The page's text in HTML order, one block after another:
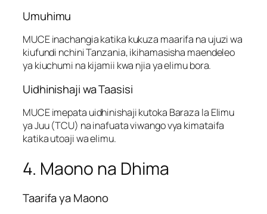
Umuhimu
MUCE inachangia katika kukuza maarifa na ujuzi wa
kiufundi nchini Tanzania, ikihamasisha maendeleo
ya kiuchumi na kijamii kwa njia ya elimu bora.
Uidhinishaji wa Taasisi
MUCE imepata uidhinishaji kutoka Baraza la Elimu
ya Juu (TCU) na inafuata viwango vya kimataifa
katika utoaji wa elimu.
4. Maono na Dhima
Taarifa ya Maono